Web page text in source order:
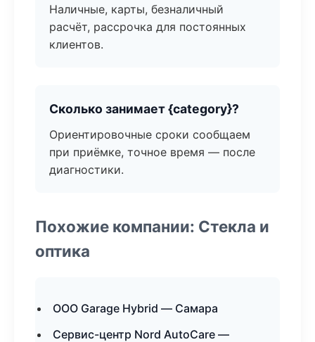
Наличные, карты, безналичный
расчёт, рассрочка для постоянных
клиентов.
Сколько занимает {category}?
Ориентировочные сроки сообщаем
при приёмке, точное время — после
диагностики.
Похожие компании: Стекла и
оптика
ООО Garage Hybrid — Самара
Сервис-центр Nord AutoCare —